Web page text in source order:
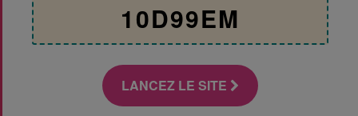
10D99EM
LANCEZ LE SITE